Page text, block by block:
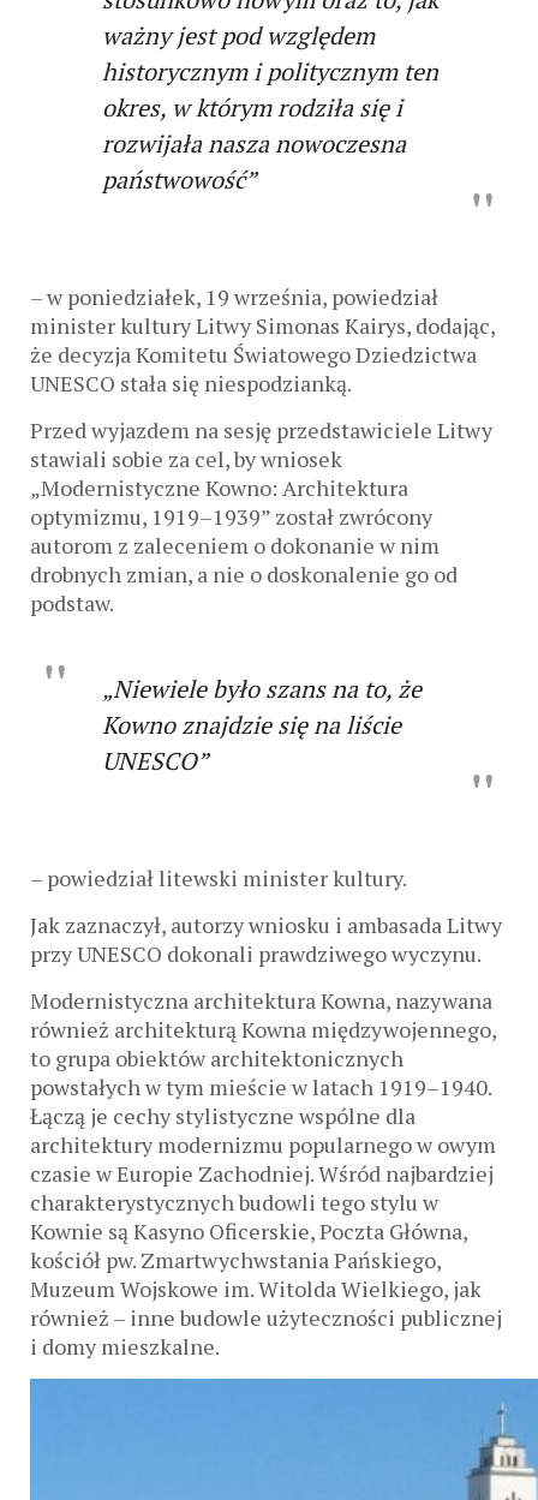
ważny jest pod względem
historycznym i politycznym ten
okres, w którym rodziła się i
rozwijała nasza nowoczesna
państwowość”
– w poniedziałek, 19 września, powiedział
minister kultury Litwy Simonas Kairys, dodając,
że decyzja Komitetu Światowego Dziedzictwa
UNESCO stała się niespodzianką.
Przed wyjazdem na sesję przedstawiciele Litwy
stawiali sobie za cel, by wniosek
„Modernistyczne Kowno: Architektura
optymizmu, 1919–1939” został zwrócony
autorom z zaleceniem o dokonanie w nim
drobnych zmian, a nie o doskonalenie go od
podstaw.
„Niewiele było szans na to, że
Kowno znajdzie się na liście
UNESCO”
– powiedział litewski minister kultury.
Jak zaznaczył, autorzy wniosku i ambasada Litwy
przy UNESCO dokonali prawdziwego wyczynu.
Modernistyczna architektura Kowna, nazywana
również architekturą Kowna międzywojennego,
to grupa obiektów architektonicznych
powstałych w tym mieście w latach 1919–1940.
Łączą je cechy stylistyczne wspólne dla
architektury modernizmu popularnego w owym
czasie w Europie Zachodniej. Wśród najbardziej
charakterystycznych budowli tego stylu w
Kownie są Kasyno Oficerskie, Poczta Główna,
kościół pw. Zmartwychwstania Pańskiego,
Muzeum Wojskowe im. Witolda Wielkiego, jak
również – inne budowle użyteczności publicznej
i domy mieszkalne.